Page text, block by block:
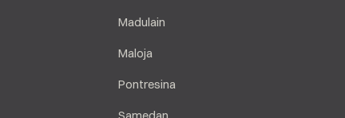
Madulain
Maloja
Pontresina